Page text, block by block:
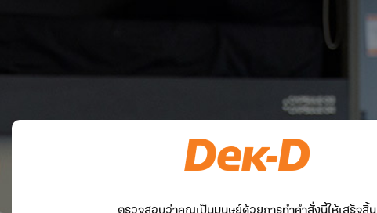
ตรวจสอบว่าคุณเป็นมนุษย์ด้วยการทำคำสั่งนี้ให้เสร็จสิ้น